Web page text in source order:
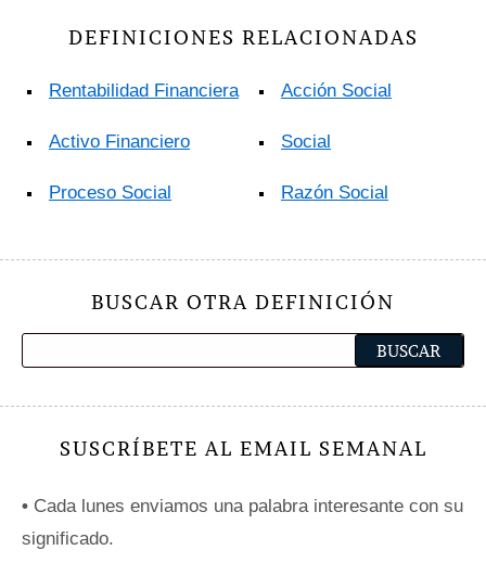
DEFINICIONES RELACIONADAS
Rentabilidad Financiera
Activo Financiero
Proceso Social
Acción Social
Social
Razón Social
BUSCAR OTRA DEFINICIÓN
SUSCRÍBETE AL EMAIL SEMANAL
• Cada lunes enviamos una palabra interesante con su
significado.